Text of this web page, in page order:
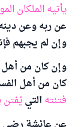
يأتيه الملكان
عن ربه وعن
وإن لم يجبهم
وإن كان من
كان من أهل
فتنته التييُفتن